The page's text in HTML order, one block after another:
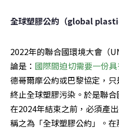
全球塑膠公約（global
2022年的聯合國環境大會（
論是： 國際間迫切需要一份
德哥爾摩公約或巴黎協定，
終止全球塑膠污染。於是聯合
在2024年結束之前，必須產
稱之為「全球塑膠公約」。